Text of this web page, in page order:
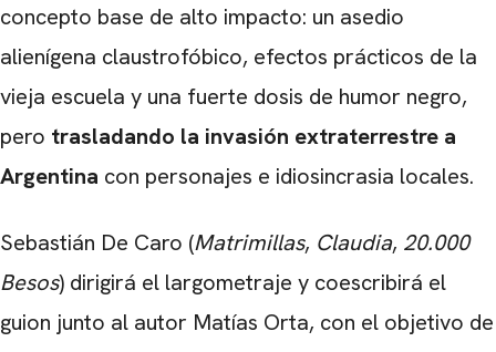
concepto base de alto impacto: un asedio
alienígena claustrofóbico, efectos prácticos de la
vieja escuela y una fuerte dosis de humor negro,
pero trasladando la invasión extraterrestre a
Argentina con personajes e idiosincrasia locales.
Sebastián De Caro (Matrimillas, Claudia, 20.000
Besos) dirigirá el largometraje y coescribirá el
guion junto al autor Matías Orta, con el objetivo de
CARREGANDO PUBLICIDADE